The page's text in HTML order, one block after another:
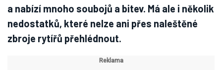
a nabízí mnoho soubojů a bitev. Má ale i několik
nedostatků, které nelze ani přes naleštěné
zbroje rytířů přehlédnout.